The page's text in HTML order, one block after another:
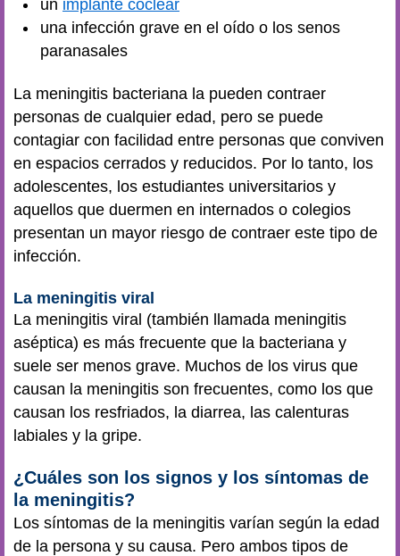
un implante coclear
una infección grave en el oído o los senos
paranasales
La meningitis bacteriana la pueden contraer
personas de cualquier edad, pero se puede
contagiar con facilidad entre personas que conviven
en espacios cerrados y reducidos. Por lo tanto, los
adolescentes, los estudiantes universitarios y
aquellos que duermen en internados o colegios
presentan un mayor riesgo de contraer este tipo de
infección.
La meningitis viral
La meningitis viral (también llamada meningitis
aséptica) es más frecuente que la bacteriana y
suele ser menos grave. Muchos de los virus que
causan la meningitis son frecuentes, como los que
causan los resfriados, la diarrea, las calenturas
labiales y la gripe.
¿Cuáles son los signos y los síntomas de
la meningitis?
Los síntomas de la meningitis varían según la edad
de la persona y su causa. Pero ambos tipos de